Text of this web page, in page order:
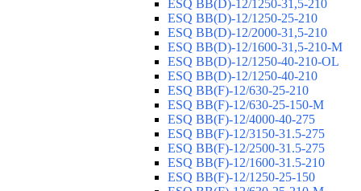
ESQ ВВ(D)-12/1250-31,5-210
ESQ ВВ(D)-12/1250-25-210
ESQ BB(D)-12/2000-31,5-210
ESQ BB(D)-12/1600-31,5-210-М
ESQ BB(D)-12/1250-40-210-OL
ESQ BB(D)-12/1250-40-210
ESQ ВВ(F)-12/630-25-210
ESQ ВВ(F)-12/630-25-150-М
ESQ ВВ(F)-12/4000-40-275
ESQ ВВ(F)-12/3150-31.5-275
ESQ ВВ(F)-12/2500-31.5-275
ESQ ВВ(F)-12/1600-31.5-210
ESQ ВВ(F)-12/1250-25-150